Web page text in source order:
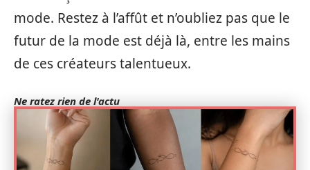
mode. Restez à l’affût et n’oubliez pas que le
futur de la mode est déjà là, entre les mains
de ces créateurs talentueux.
Ne ratez rien de l'actu